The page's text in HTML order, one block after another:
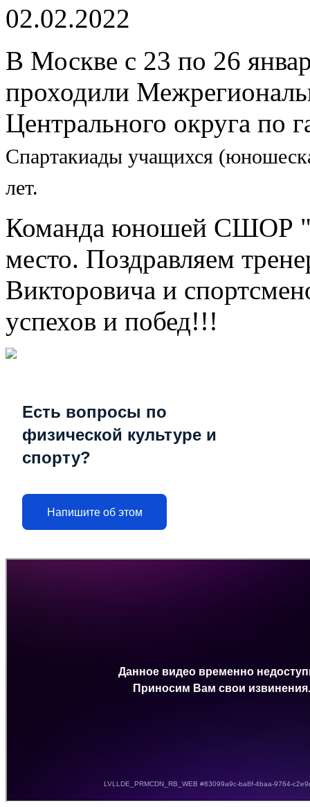
02.02.2022
В Москве с 23 по 26
проходили
Центрального округа по
Спартакиады учащихся
лет.
Команда юношей СШОР
место. Поздравляем
Викторовича и
успехов и побед!!!
Есть вопросы по
физической культуре и
спорту?
Напишите об этом